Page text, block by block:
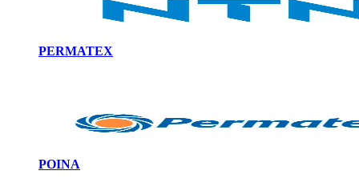
PERMATEX
POINA